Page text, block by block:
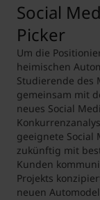
Social
Picker
Um die
heimischen
Studierende des
gemeinsam mit
neues Social
geeignete Social
zukünftig mit
Kunden
Projekts
neuen